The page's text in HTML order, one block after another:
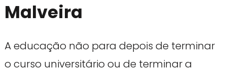
Malveira
A educação não para depois de terminar
o curso universitário ou de terminar a